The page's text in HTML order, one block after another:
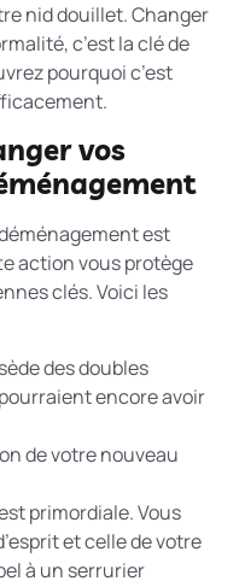
nid douillet. Changer
c’est la clé de
pourquoi c’est
vos
est
action vous protège
clés. Voici les
des doubles
encore avoir
de votre nouveau
primordiale. Vous
et celle de votre
à un serrurier